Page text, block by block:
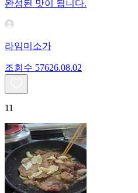
완성된 맛이 됩니다.
라임미소가
조회수 57626.08.02
11